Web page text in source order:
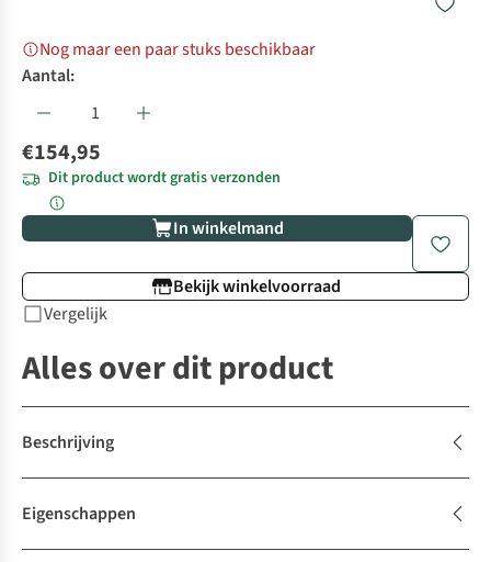
Nog maar een paar stuks beschikbaar
Aantal:
€154,95
Dit product wordt gratis verzonden
In winkelmand
Bekijk winkelvoorraad
Vergelijk
Alles over dit product
Beschrijving
Eigenschappen